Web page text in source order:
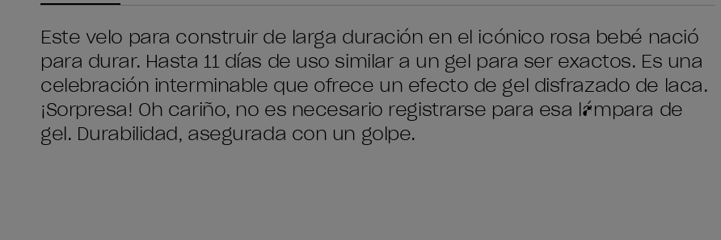
Este velo para construir de larga duración en el icónico rosa bebé nació
para durar. Hasta 11 días de uso similar a un gel para ser exactos. Es una
celebración interminable que ofrece un efecto de gel disfrazado de laca.
¡Sorpresa! Oh cariño, no es necesario registrarse para esa lámpara de
gel. Durabilidad, asegurada con un golpe.